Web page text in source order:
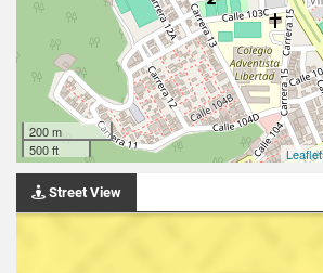
200 m
500 ft
Leaflet
Street View